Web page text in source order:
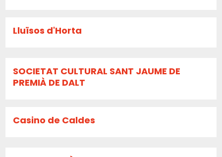
Lluïsos d'Horta
SOCIETAT CULTURAL SANT JAUME DE
PREMIÀ DE DALT
Casino de Caldes